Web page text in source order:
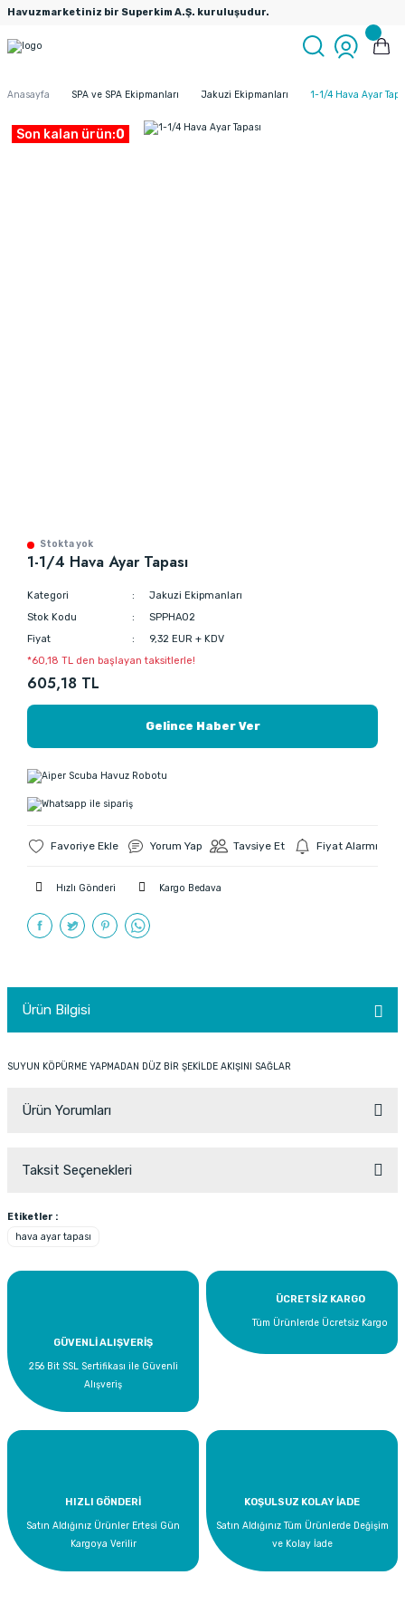
Havuzmarketiniz bir Superkim A.Ş. kuruluşudur.
Anasayfa SPA ve SPA Ekipmanları Jakuzi Ekipmanları 1-1/4 Hava Ayar
Son kalan ürün:0
Stokta yok
1-1/4 Hava Ayar Tapası
Kategori
Jakuzi Ekipmanları
Stok Kodu
SPPHA02
Fiyat
9,32 EUR + KDV
*60,18 TL den başlayan taksitlerle!
605,18 TL
Gelince Haber Ver
Yorum Yap Tavsiye Et Fiyat Alarmı
Hızlı Gönderi Kargo Bedava
Ürün Bilgisi
SUYUN KÖPÜRME YAPMADAN DÜZ BİR ŞEKİLDE AKIŞINI SAĞLAR
Ürün Yorumları
Taksit Seçenekleri
Etiketler :
hava ayar tapası
GÜVENLİ ALIŞVERİŞ
256 Bit SSL Sertifikası ile Güvenli
Alışveriş
ÜCRETSİZ KARGO
Tüm Ürünlerde Ücretsiz Kargo
HIZLI GÖNDERİ
Satın Aldığınız Ürünler Ertesi Gün
Kargoya Verilir
KOŞULSUZ KOLAY İADE
Satın Aldığınız Tüm Ürünlerde Değişim
ve Kolay İade